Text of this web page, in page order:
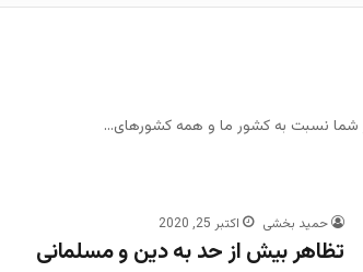
شما نسبت به کشور ما و همه کشورهای…
حمید بخشی اکتبر 25, 2020
تظاهر بیش از حد به دین و مسلمانی